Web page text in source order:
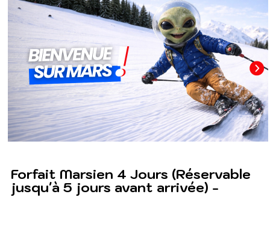
Forfait Marsien 4 Jours (Réservable
jusqu'à 5 jours avant arrivée) -